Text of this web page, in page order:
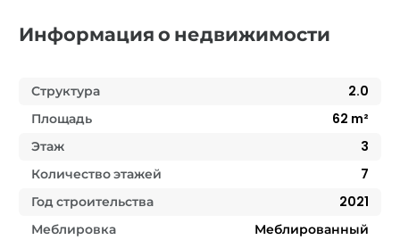
Информация о недвижимости
Структура
2.0
Площадь
62 m²
Этаж
3
Количество этажей
7
Год строительства
2021
Меблировка
Меблированный